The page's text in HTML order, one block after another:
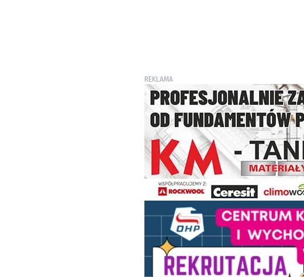
REKLAMA